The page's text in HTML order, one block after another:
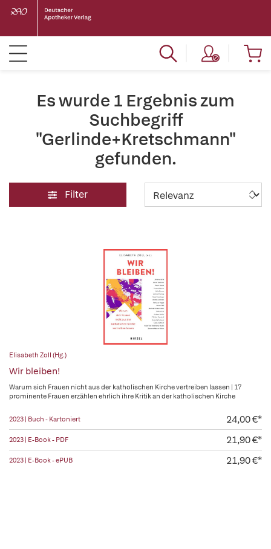
Es wurde 1 Ergebnis zum
Suchbegriff
"Gerlinde+Kretschmann"
gefunden.
Filter
Elisabeth Zoll (Hg.)
Wir bleiben!
Warum sich Frauen nicht aus der katholischen Kirche vertreiben lassen | 17
prominente Frauen erzählen ehrlich ihre Kritik an der katholischen Kirche
2023 | Buch - Kartoniert 24,00 €*
2023 | E-Book - PDF 21,90 €*
2023 | E-Book - ePUB 21,90 €*